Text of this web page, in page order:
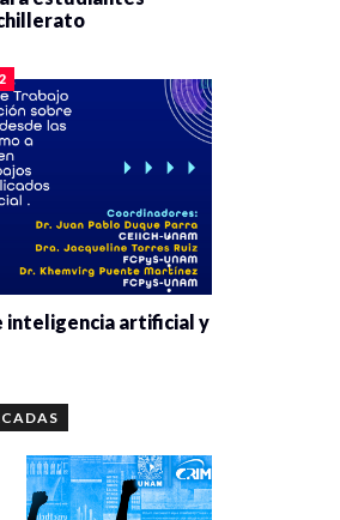
2
inteligencia artificial y